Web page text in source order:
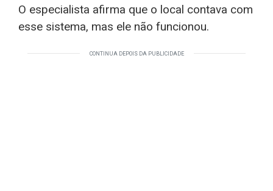
O especialista afirma que o local contava com
esse sistema, mas ele não funcionou.
CONTINUA DEPOIS DA PUBLICIDADE